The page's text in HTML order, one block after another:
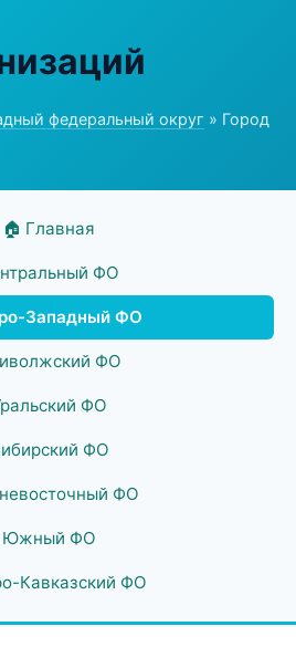
федеральный округ » Город
🏠 Главная
ФО
Западный ФО
ФО
ФО
ФО
ФО
Южный ФО
Кавказский ФО